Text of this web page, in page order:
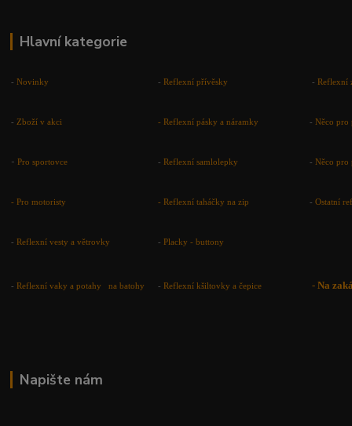
Hlavní kategorie
-Novinky -Reflexní přívěsky -Reflexní
- Zboží v akci -Reflexní pásky a náramky -Něco pro
-Pro sportovce -Reflexní samlolepky -Něco pro
- Pro motoristy -Reflexní taháčky na zip -Ostatní
-Reflexní vesty a větrovky -Placky - buttony
-Reflexní vaky a potahy na batohy -Reflexní kšiltovky a čepice -Na
Napište nám